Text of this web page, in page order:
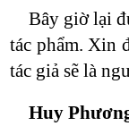
Bây giờ lại
tác phẩm. Xin
tác giả sẽ là
Huy